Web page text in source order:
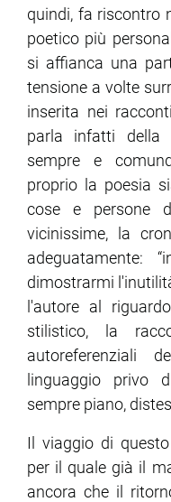
quindi, fa riscontro
poetico più
si affianca una
tensione a volte
inserita nei
parla infatti della
sempre e
proprio la poesia
cose e persone
vicinissime, la
adeguatamente:
dimostrarmi
l'autore al
stilistico, la
autoreferenziali
linguaggio privo
sempre piano,
Il viaggio di
per il quale già il
ancora che il